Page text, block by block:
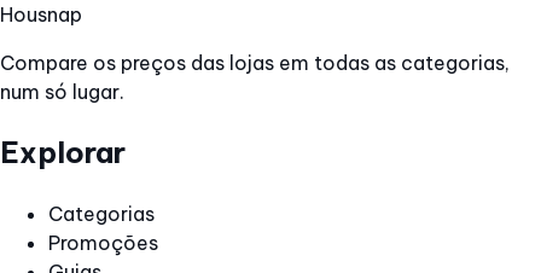
Housnap
Compare os preços das lojas em todas as categorias,
num só lugar.
Explorar
Categorias
Promoções